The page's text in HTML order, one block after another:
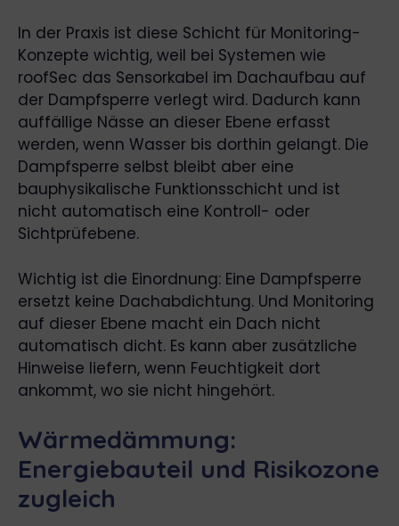
In der Praxis ist diese Schicht für Monitoring-
Konzepte wichtig, weil bei Systemen wie
roofSec das Sensorkabel im Dachaufbau auf
der Dampfsperre verlegt wird. Dadurch kann
auffällige Nässe an dieser Ebene erfasst
werden, wenn Wasser bis dorthin gelangt. Die
Dampfsperre selbst bleibt aber eine
bauphysikalische Funktionsschicht und ist
nicht automatisch eine Kontroll- oder
Sichtprüfebene.
Wichtig ist die Einordnung: Eine Dampfsperre
ersetzt keine Dachabdichtung. Und Monitoring
auf dieser Ebene macht ein Dach nicht
automatisch dicht. Es kann aber zusätzliche
Hinweise liefern, wenn Feuchtigkeit dort
ankommt, wo sie nicht hingehört.
Wärmedämmung:
Energiebauteil und Risikozone
zugleich